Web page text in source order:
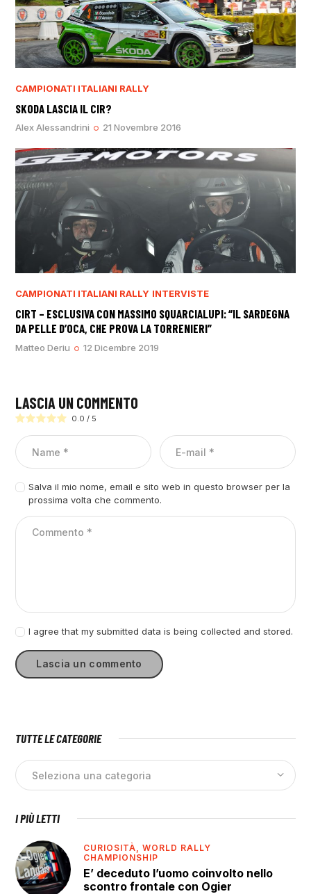
CAMPIONATI ITALIANI RALLY
SKODA LASCIA IL CIR?
Alex Alessandrini 21 Novembre 2016
CAMPIONATI ITALIANI RALLY INTERVISTE
CIRT – ESCLUSIVA CON MASSIMO SQUARCIALUPI: “IL SARDEGNA
DA PELLE D’OCA, CHE PROVA LA TORRENIERI”
Matteo Deriu 12 Dicembre 2019
LASCIA UN COMMENTO
0.0 / 5
Salva il mio nome, email e sito web in questo browser per la
prossima volta che commento.
I agree that my submitted data is being collected and stored.
TUTTE LE CATEGORIE
I PIÙ LETTI
CURIOSITÀ,WORLD RALLY
CHAMPIONSHIP
E’ deceduto l’uomo coinvolto nello
scontro frontale con Ogier